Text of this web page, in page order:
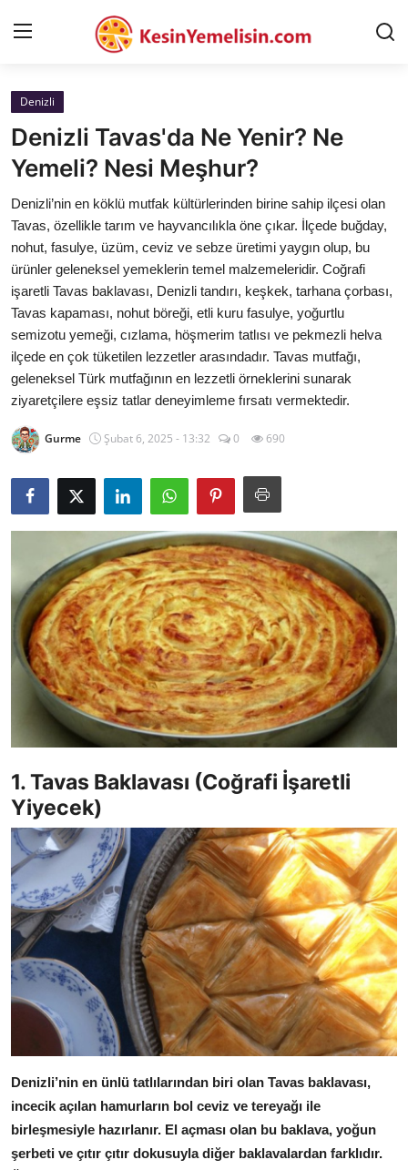
AnaSayfa
Gizlilik Sözleşmesi
Rüya Tabirleri
Diyet & Sağlıklı Beslenme
İletişim
Şehirler
Helal Gıda & Dini Hükümler
Gıda Güvenliği & Bilimi
Kalori & Diyet Rehberi
Mutfak Püf Noktaları & İpuçları
Mekan & Lezzet Rotaları
Temel Gıda ve Ürün Rehberleri
İçecek Kültürü & Barista
Yöresel Tarifler & Ev Yemekleri
Gıda Güvenliği & Sağlık
İçecek Kültürü & Rehberleri
Mutfak Temizliği & Pratik Bilgiler
Anne & Bebek Beslenmesi
Mutfak Sırları & Teknikler
Gıda Sözlüğü & Nedir?
Yemek Tarifleri & Menüler
Denizli
Denizli Tavas'da Ne Yenir? Ne
Yemeli? Nesi Meşhur?
Denizli’nin en köklü mutfak kültürlerinden birine sahip ilçesi olan
Tavas, özellikle tarım ve hayvancılıkla öne çıkar. İlçede buğday,
nohut, fasulye, üzüm, ceviz ve sebze üretimi yaygın olup, bu
ürünler geleneksel yemeklerin temel malzemeleridir. Coğrafi
işaretli Tavas baklavası, Denizli tandırı, keşkek, tarhana çorbası,
Tavas kapaması, nohut böreği, etli kuru fasulye, yoğurtlu
semizotu yemeği, cızlama, höşmerim tatlısı ve pekmezli helva
ilçede en çok tüketilen lezzetler arasındadır. Tavas mutfağı,
geleneksel Türk mutfağının en lezzetli örneklerini sunarak
ziyaretçilere eşsiz tatlar deneyimleme fırsatı vermektedir.
Gurme Şubat 6, 2025 - 13:32 0 690
1. Tavas Baklavası (Coğrafi İşaretli
Yiyecek)
Denizli’nin en ünlü tatlılarından biri olan Tavas baklavası,
incecik açılan hamurların bol ceviz ve tereyağı ile
birleşmesiyle hazırlanır. El açması olan bu baklava, yoğun
şerbeti ve çıtır çıtır dokusuyla diğer baklavalardan farklıdır.